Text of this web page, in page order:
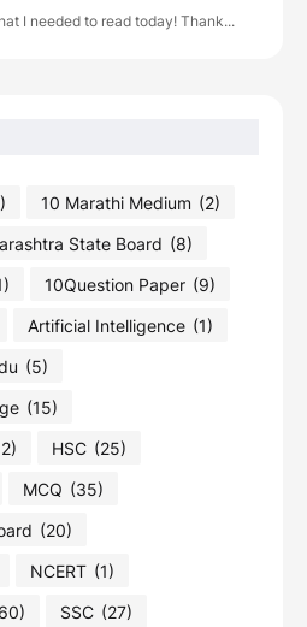
I needed to read today! Thank...
10 Marathi Medium (2)
State Board (8)
10Question Paper (9)
Artificial Intelligence (1)
(5)
(15)
HSC (25)
MCQ (35)
(20)
NCERT (1)
SSC (27)